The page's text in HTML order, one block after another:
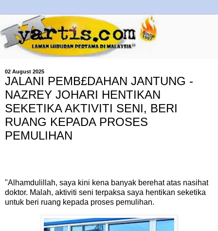
02 August 2025
JALANI PEMB£DAHAN JANTUNG -
NAZREY JOHARI HENTIKAN
SEKETIKA AKTIVITI SENI, BERI
RUANG KEPADA PROSES
PEMULIHAN
"Alhamdulillah, saya kini kena banyak berehat atas nasihat
doktor. Malah, aktiviti seni terpaksa saya hentikan seketika
untuk beri ruang kepada proses pemulihan.